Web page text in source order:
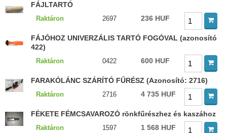
FÁJLTARTÓ
Raktáron 2697 236 HUF
FÁJÓHOZ UNIVERZÁLIS TARTÓ FOGÓVAL (azonosító
422)
Raktáron 0422 600 HUF
FARAKÓLÁNC SZÁRÍTÓ FŰRÉSZ (Azonosító: 2716)
Raktáron 2716 4 735 HUF
FÉKETE FÉMCSAVAROZÓ rönkfűrészhez és kaszához
Raktáron 1597 1 568 HUF